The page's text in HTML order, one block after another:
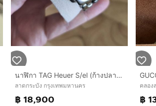
นาฬิกา TAG Heuer S/el (ก้างปลา) Chronograph King Size
ลาดกระบัง กรุงเทพมหานคร
฿ 18,900
คลอง
฿